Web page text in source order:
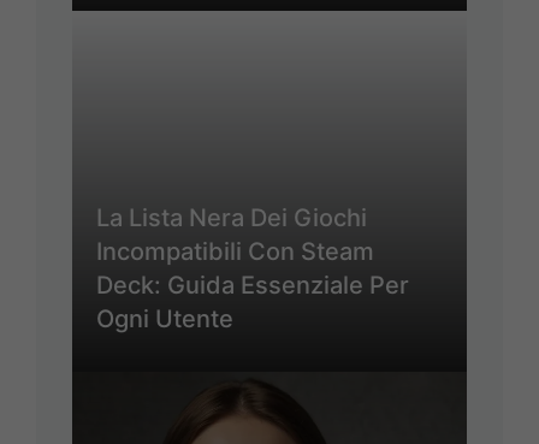
La Lista Nera Dei Giochi
Incompatibili Con Steam
Deck: Guida Essenziale Per
Ogni Utente